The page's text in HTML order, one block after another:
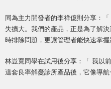
同為主力開發者的李祥億則分享：
失擴大。我們的產品，正是為了解
時排除問題，更讓管理者能快速掌
林豈寬同學在試用後分享：「 我以
這套良率解憂診所產品後，它像導航